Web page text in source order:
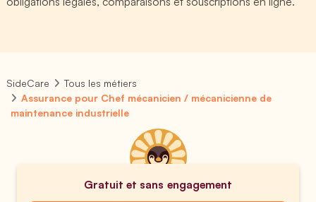
SideCare
Tous les métiers
Assurance pour Chef mécanicien / mécanicienne de
maintenance industrielle
Gratuit et sans engagement